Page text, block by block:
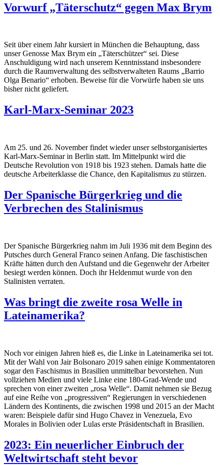
Vorwurf „Täterschutz“ gegen Max Brym
Seit über einem Jahr kursiert in München die Behauptung, dass
unser Genosse Max Brym ein „Täterschützer“ sei. Diese
Anschuldigung wird nach unserem Kenntnisstand insbesondere
durch die Raumverwaltung des selbstverwalteten Raums „Barrio
Olga Benario“ erhoben. Beweise für die Vorwürfe haben sie uns
bisher nicht geliefert.
Karl-Marx-Seminar 2023
Am 25. und 26. November findet wieder unser selbstorganisiertes
Karl-Marx-Seminar in Berlin statt. Im Mittelpunkt wird die
Deutsche Revolution von 1918 bis 1923 stehen. Damals hatte die
deutsche Arbeiterklasse die Chance, den Kapitalismus zu stürzen.
Der Spanische Bürgerkrieg und die
Verbrechen des Stalinismus
Der Spanische Bürgerkrieg nahm im Juli 1936 mit dem Beginn des
Putsches durch General Franco seinen Anfang. Die faschistischen
Kräfte hätten durch den Aufstand und die Gegenwehr der Arbeiter
besiegt werden können. Doch ihr Heldenmut wurde von den
Stalinisten verraten.
Was bringt die zweite rosa Welle in
Lateinamerika?
Noch vor einigen Jahren hieß es, die Linke in Lateinamerika sei tot.
Mit der Wahl von Jair Bolsonaro 2019 sahen einige Kommentatoren
sogar den Faschismus in Brasilien unmittelbar bevorstehen. Nun
vollziehen Medien und viele Linke eine 180-Grad-Wende und
sprechen von einer zweiten „rosa Welle“. Damit nehmen sie Bezug
auf eine Reihe von „progressiven“ Regierungen in verschiedenen
Ländern des Kontinents, die zwischen 1998 und 2015 an der Macht
waren: Beispiele dafür sind Hugo Chavez in Venezuela, Evo
Morales in Bolivien oder Lulas erste Präsidentschaft in Brasilien.
2023: Ein neuerlicher Einbruch der
Weltwirtschaft steht bevor